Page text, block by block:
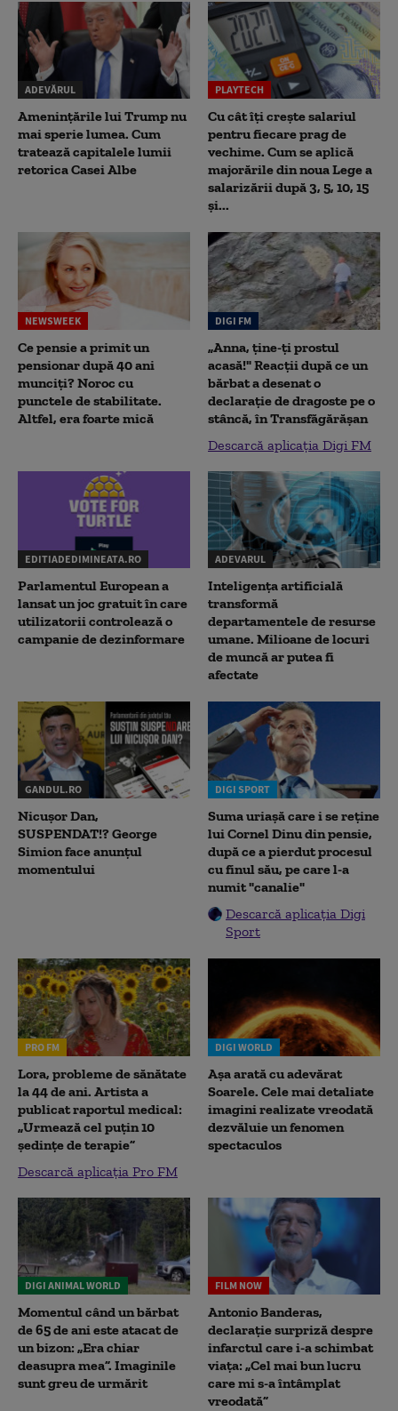
ADEVĂRUL
Amenințările lui Trump nu
mai sperie lumea. Cum
tratează capitalele lumii
retorica Casei Albe
PLAYTECH
Cu cât îți crește salariul
pentru fiecare prag de
vechime. Cum se aplică
majorările din noua Lege a
salarizării după 3, 5, 10, 15
și...
NEWSWEEK
Ce pensie a primit un
pensionar după 40 ani
munciți? Noroc cu
punctele de stabilitate.
Altfel, era foarte mică
DIGI FM
„Anna, ţine-ţi prostul
acasă!" Reacţii după ce un
bărbat a desenat o
declaraţie de dragoste pe o
stâncă, în Transfăgărăşan
Descarcă aplicația Digi FM
EDITIADEDIMINEATA.RO
Parlamentul European a
lansat un joc gratuit în care
utilizatorii controlează o
campanie de dezinformare
ADEVARUL
Inteligența artificială
transformă
departamentele de resurse
umane. Milioane de locuri
de muncă ar putea fi
afectate
GANDUL.RO
Nicușor Dan,
SUSPENDAT!? George
Simion face anunțul
momentului
DIGI SPORT
Suma uriașă care i se reține
lui Cornel Dinu din pensie,
după ce a pierdut procesul
cu finul său, pe care l-a
numit "canalie"
Descarcă aplicația Digi
Sport
PRO FM
Lora, probleme de sănătate
la 44 de ani. Artista a
publicat raportul medical:
„Urmează cel puțin 10
ședințe de terapie”
Descarcă aplicația Pro FM
DIGI WORLD
Așa arată cu adevărat
Soarele. Cele mai detaliate
imagini realizate vreodată
dezvăluie un fenomen
spectaculos
DIGI ANIMAL WORLD
Momentul când un bărbat
de 65 de ani este atacat de
un bizon: „Era chiar
deasupra mea”. Imaginile
sunt greu de urmărit
FILM NOW
Antonio Banderas,
declarație surpriză despre
infarctul care i-a schimbat
viața: „Cel mai bun lucru
care mi s-a întâmplat
vreodată”